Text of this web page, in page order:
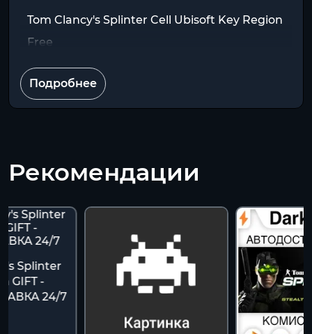
Tom Clancy's Splinter Cell Ubisoft Key Region
Free
Подробнее
Рекомендации
Splinter
GIFT -
24/7